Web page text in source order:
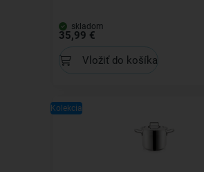
skladom
35,99 €
Vložiť do košíka
Kolekcia